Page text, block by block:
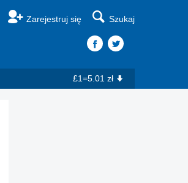
Zarejestruj się Szukaj
£1=5.01 zł